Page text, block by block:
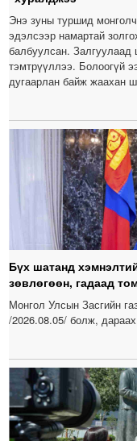
Энэ зуны туршид
эдэлсээр намартай
балбуулсан.
тэмтрүүллээ. Болоогүй
дугаарлан байж жаахан
Бүх шатанд
зөвлөгөөн, гадаад
Монгол Улсын Засгийн
/2026.08.05/ болж,